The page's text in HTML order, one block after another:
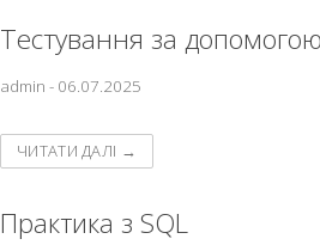
Тестування за
admin - 06.07.2025
ЧИТАТИ ДАЛІ →
Практика з SQL